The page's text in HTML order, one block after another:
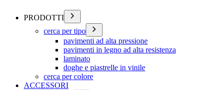
PRODOTTI
cerca per tipo
pavimenti ad alta pressione
pavimenti in legno ad alta resistenza
laminato
doghe e piastrelle in vinile
cerca per colore
ACCESSORI